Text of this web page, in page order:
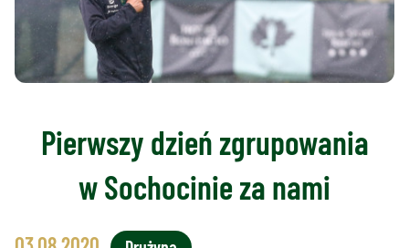
Pierwszy dzień zgrupowania
w Sochocinie za nami